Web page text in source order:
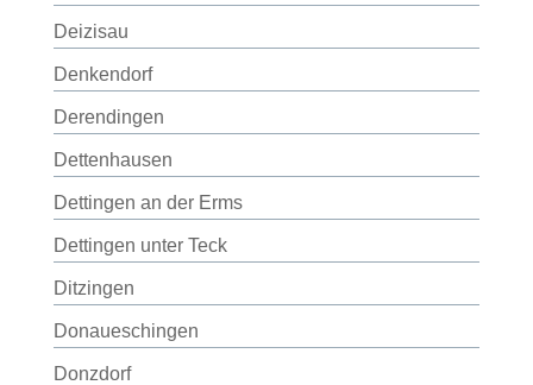
Deizisau
Denkendorf
Derendingen
Dettenhausen
Dettingen an der Erms
Dettingen unter Teck
Ditzingen
Donaueschingen
Donzdorf